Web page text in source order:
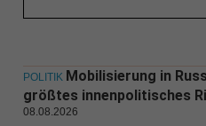
POLITIK Mobilisierung in
größtes innenpolitisches
08.08.2026